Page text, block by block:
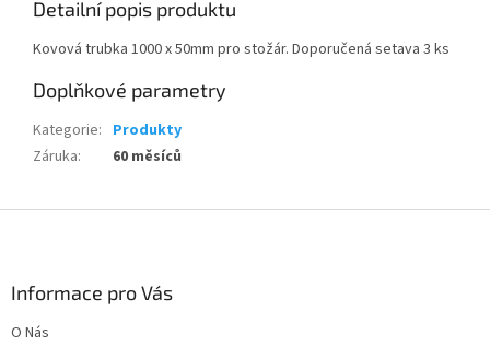
Detailní popis produktu
Kovová trubka 1000 x 50mm pro stožár. Doporučená setava 3 ks
Doplňkové parametry
Kategorie: Produkty
Záruka: 60 měsíců
Informace pro Vás
O Nás